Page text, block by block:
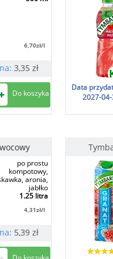
6,70zł/l
3,35 zł
Data
2027-
po prostu
kompotowy,
aronia,
jabłko
1.25 litra
4,31zł/l
5,39 zł